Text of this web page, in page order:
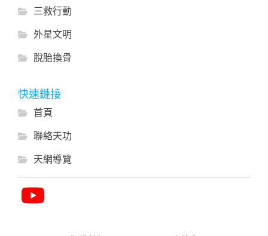
三救行動
外星文明
脫胎換骨
快速鏈接
首頁
聯絡天功
天網導覽